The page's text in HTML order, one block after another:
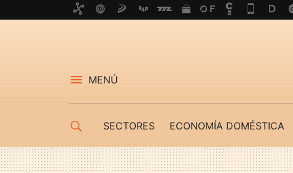
MENÚ
SECTORES ECONOMÍA DOMÉSTICA